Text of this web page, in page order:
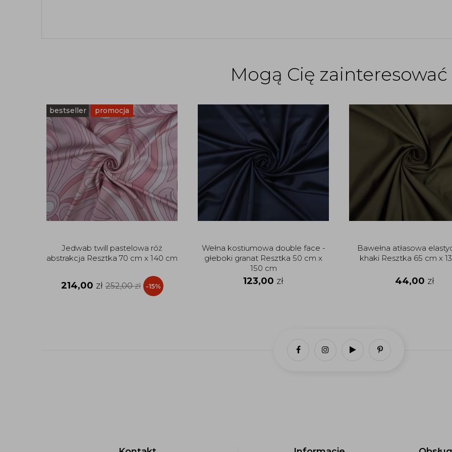
Mogą Cię zainteresować
bestseller promocja
Jedwab twill pastelowa róż
abstrakcja Resztka 70 cm x 140 cm
214,00 zł 252,00zł -15%
Wełna kostiumowa double face -
głeboki granat Resztka 50 cm x
150 cm
123,00 zł
Bawełna atłasowa
khaki Resztka 65 cm x
44,00 zł